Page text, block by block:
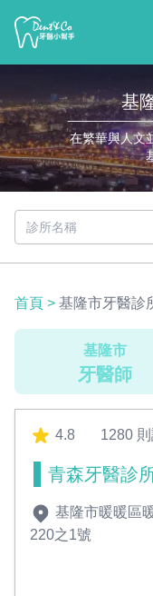
基
在繁華與人文
首頁 > 基隆市牙醫診
基隆市
牙醫師
4.8 1280
青森牙醫診
基隆市暖暖區
220之1號